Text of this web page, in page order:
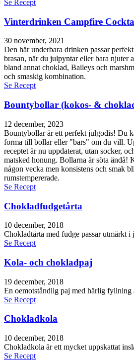
Se Recept
Vinterdrinken Campfire
30 november, 2021
Den här underbara drinken passar
brasan, när du julpyntar eller bara njuter
bland annat choklad, Baileys och
och smaskig kombination.
Se Recept
Bountybollar (kokos- &
12 december, 2023
Bountybollar är ett perfekt julgodis! Du
forma till bollar eller "bars" om du vill.
receptet är nu uppdaterat, utan socker,
matsked honung. Bollarna är söta ändå!
någon vecka men konsistens och smak
rumstempererade.
Se Recept
Chokladfudgetårta
10 december, 2018
Chokladtårta med fudge passar utmärkt i
Se Recept
Kola- och chokladpaj
19 december, 2018
En oemotståndlig paj med härlig fyllning
Se Recept
Chokladkola
10 december, 2018
Chokladkola är ett mycket uppskattat
Se Recept